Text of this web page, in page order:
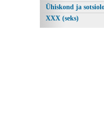
Ühiskond ja
XXX (seks)